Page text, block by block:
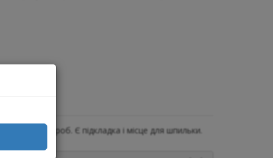
гардероб. Є підкладка і місце для шпильки.